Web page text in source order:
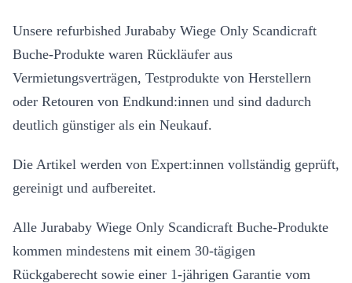
Unsere refurbished Jurababy Wiege Only Scandicraft
Buche-Produkte waren Rückläufer aus
Vermietungsverträgen, Testprodukte von Herstellern
oder Retouren von Endkund:innen und sind dadurch
deutlich günstiger als ein Neukauf.
Die Artikel werden von Expert:innen vollständig geprüft,
gereinigt und aufbereitet.
Alle Jurababy Wiege Only Scandicraft Buche-Produkte
kommen mindestens mit einem 30-tägigen
Rückgaberecht sowie einer 1-jährigen Garantie vom